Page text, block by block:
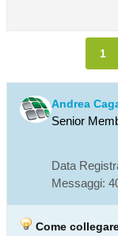
1
Andrea
Senior
Data
Messaggi:
Come